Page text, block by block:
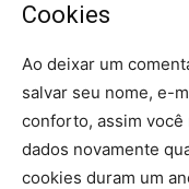
Cookies
Ao deixar um
salvar seu nome, e-
conforto, assim
dados novamente
cookies duram um